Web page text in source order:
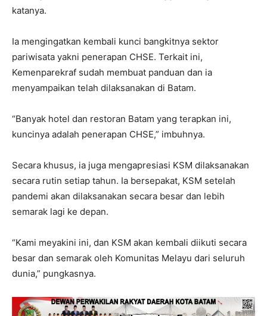
katanya.
Ia mengingatkan kembali kunci bangkitnya sektor
pariwisata yakni penerapan CHSE. Terkait ini,
Kemenparekraf sudah membuat panduan dan ia
menyampaikan telah dilaksanakan di Batam.
“Banyak hotel dan restoran Batam yang terapkan ini,
kuncinya adalah penerapan CHSE,” imbuhnya.
Secara khusus, ia juga mengapresiasi KSM dilaksanakan
secara rutin setiap tahun. Ia bersepakat, KSM setelah
pandemi akan dilaksanakan secara besar dan lebih
semarak lagi ke depan.
“Kami meyakini ini, dan KSM akan kembali diikuti secara
besar dan semarak oleh Komunitas Melayu dari seluruh
dunia,” pungkasnya.